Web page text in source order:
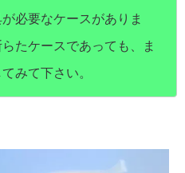
必要なケースがありま
たケースであっても、ま
みて下さい。